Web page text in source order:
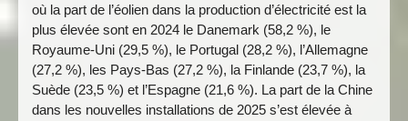
où la part de l’éolien dans la production d’électricité est la
plus élevée sont en 2024 le Danemark (58,2 %), le
Royaume-Uni (29,5 %), le Portugal (28,2 %), l’Allemagne
(27,2 %), les Pays-Bas (27,2 %), la Finlande (23,7 %), la
Suède (23,5 %) et l’Espagne (21,6 %). La part de la Chine
dans les nouvelles installations de 2025 s’est élevée à